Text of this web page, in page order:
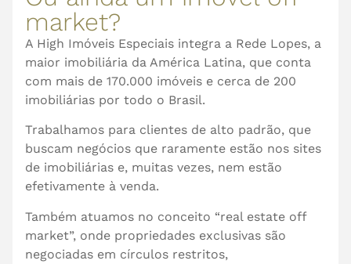
market?
A High Imóveis Especiais integra a Rede Lopes, a
maior imobiliária da América Latina, que conta
com mais de 170.000 imóveis e cerca de 200
imobiliárias por todo o Brasil.
Trabalhamos para clientes de alto padrão, que
buscam negócios que raramente estão nos sites
de imobiliárias e, muitas vezes, nem estão
efetivamente à venda.
Também atuamos no conceito “real estate off
market”, onde propriedades exclusivas são
negociadas em círculos restritos,